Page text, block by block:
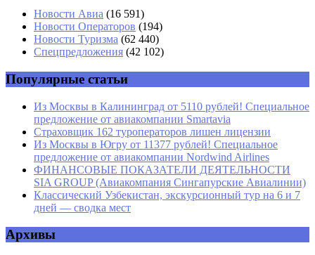
Имя *
Email*
Новости Авиа (16 591)
Новости Операторов (194)
Новости Туризма (62 440)
Спецпредложения (42 102)
Популярные статьи
Из Москвы в Калининград от 5110 рублей! Специальное
предложение от авиакомпании Smartavia
Страховщик 162 туроператоров лишен лицензии
Из Москвы в Югру от 11377 рублей! Специальное
предложение от авиакомпании Nordwind Airlines
ФИНАНСОВЫЕ ПОКАЗАТЕЛИ ДЕЯТЕЛЬНОСТИ
SIA GROUP (Авиакомпания Сингапурские Авиалинии)
Классический Узбекистан, экскурсионный тур на 6 и 7
дней — сводка мест
Архивы